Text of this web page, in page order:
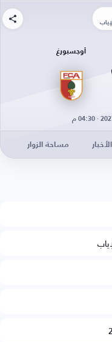
أوجسبورغ
الأخبار مساحة الزوار